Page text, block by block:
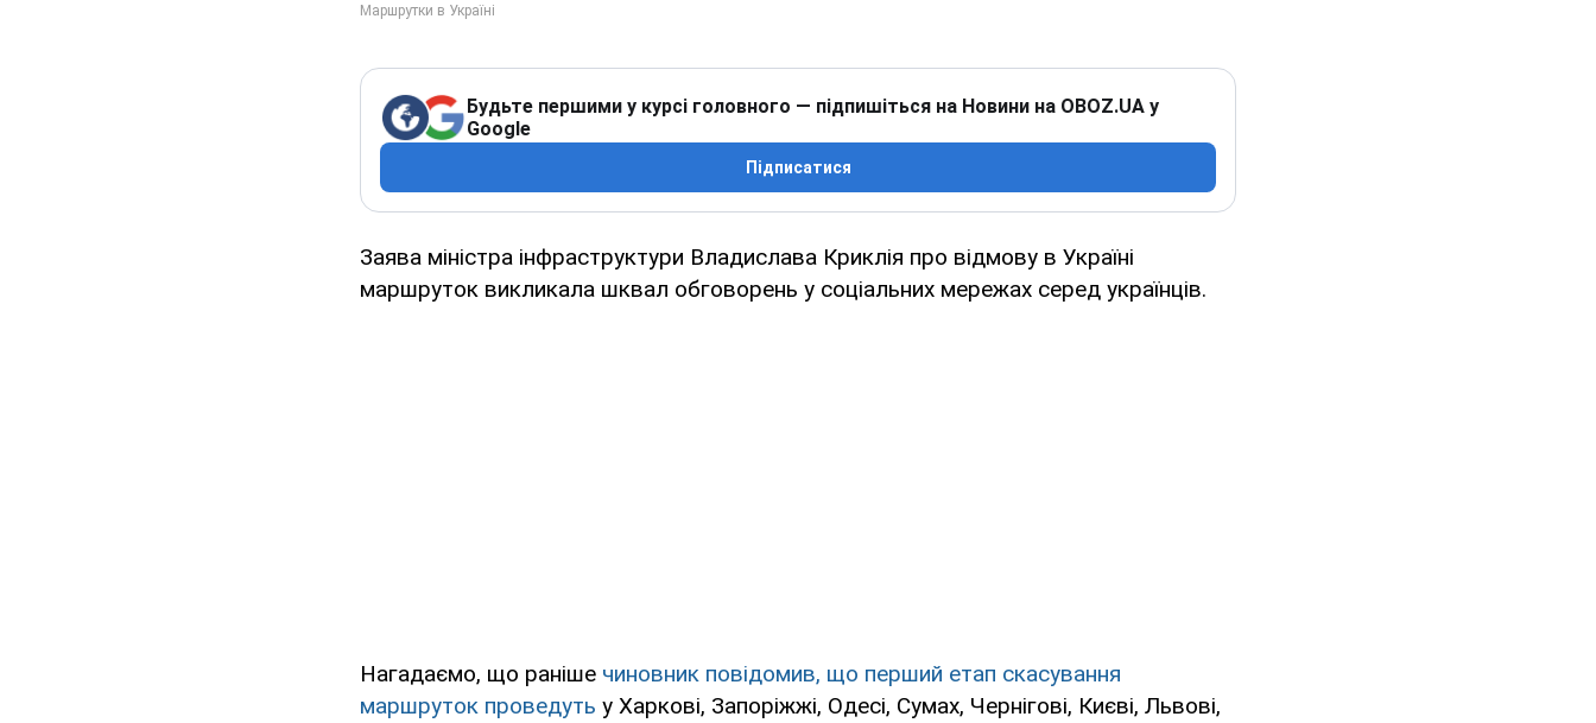
Будьте першими у курсі головного — підпишіться на Новини на OBOZ.UA у
Google
Підписатися
Заява міністра інфраструктури Владислава Криклія про відмову в Україні
маршруток викликала шквал обговорень у соціальних мережах серед українців.
Нагадаємо, що раніше чиновник повідомив, що перший етап скасування
маршруток проведуть у Харкові, Запоріжжі, Одесі, Сумах, Чернігові, Києві, Львові,